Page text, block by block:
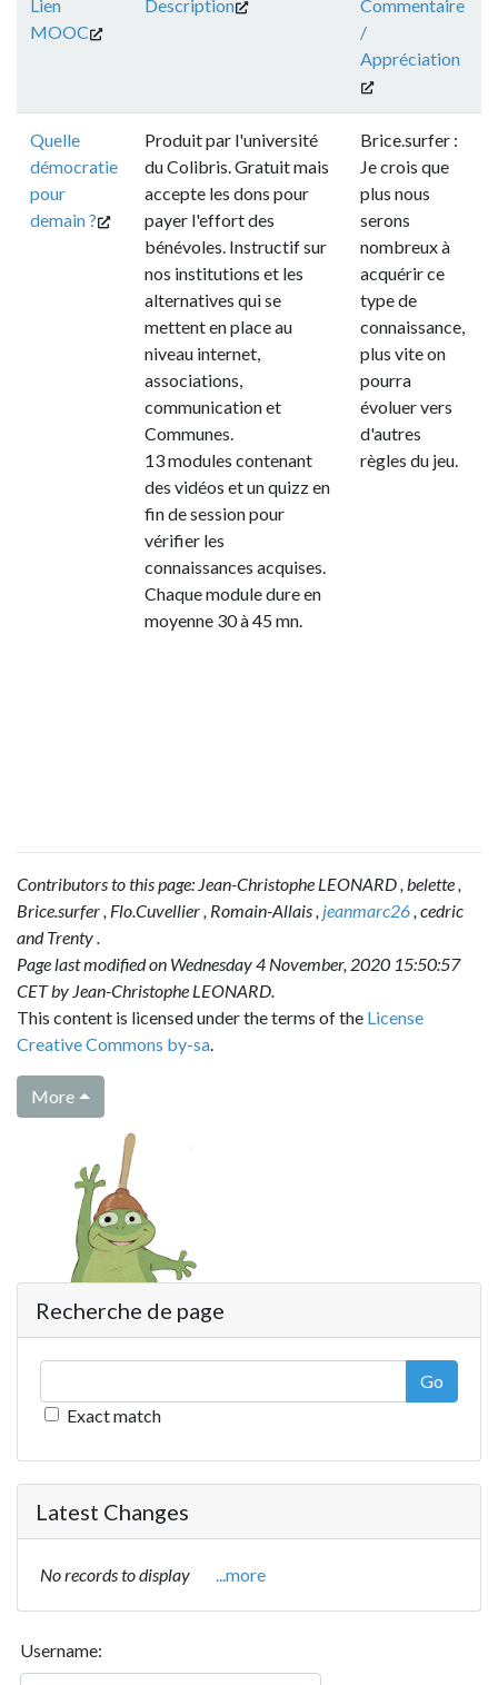
Lien
MOOC
Description
Commentaire
/
Appréciation
Quelle
démocratie
pour
demain ?
Produit par l'université
du Colibris. Gratuit mais
accepte les dons pour
payer l'effort des
bénévoles. Instructif sur
nos institutions et les
alternatives qui se
mettent en place au
niveau internet,
associations,
communication et
Communes.
13 modules contenant
des vidéos et un quizz en
fin de session pour
vérifier les
connaissances acquises.
Chaque module dure en
moyenne 30 à 45 mn.
Brice.surfer :
Je crois que
plus nous
serons
nombreux à
acquérir ce
type de
connaissance,
plus vite on
pourra
évoluer vers
d'autres
règles du jeu.
Contributors to this page: Jean-Christophe LEONARD belette
Brice.surfer Flo.Cuvellier Romain-Allais jeanmarc26 cedric
andTrenty
Page last modified on Wednesday 4 November, 2020 15:50:57
CET by Jean-Christophe LEONARD
This content is licensed under the terms of the License
Creative Commons by-sa
More
Recherche de page
Go
Exact match
Latest Changes
No records to display ...more
Username: